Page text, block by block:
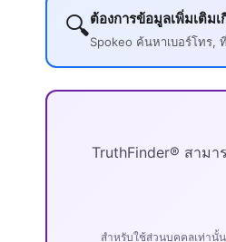
🔍ต้องการข้อมูลเพิ่มเติม
Spokeo ค้นหาเบอร์โทร,
TruthFinder® สามา
สำหรับใช้ส่วนบุคคลเท่านั้